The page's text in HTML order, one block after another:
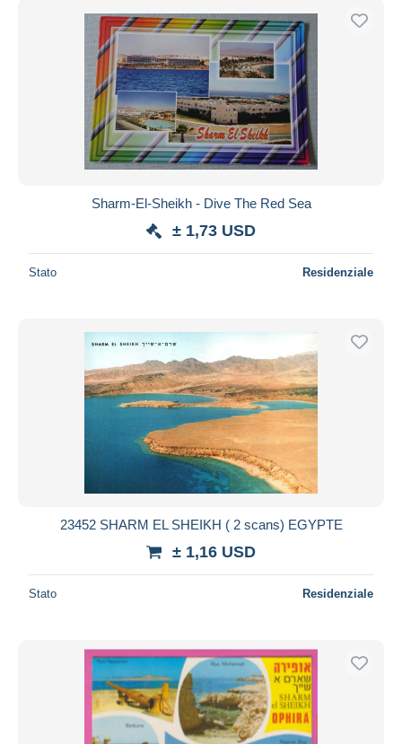
Sharm-El-Sheikh - Dive The Red Sea
± 1,73 USD
Stato Residenziale
23452 SHARM EL SHEIKH ( 2 scans) EGYPTE
± 1,16 USD
Stato Residenziale